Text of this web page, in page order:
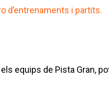
d’entrenaments i partits.
equips de Pista Gran,